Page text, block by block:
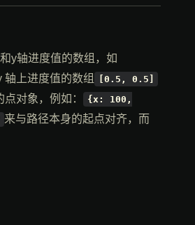
y轴进度值的数组，如
上进度值的数组 [0.5, 0.5]
对象，例如：
{x: 100,
来与路径本身的起点对齐，而